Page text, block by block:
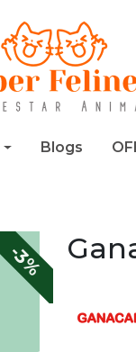
Blogs
-3%